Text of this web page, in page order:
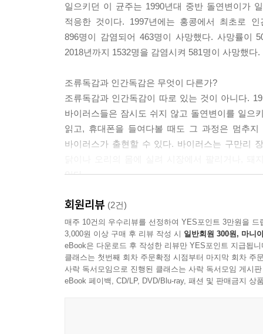
일으키던 이 균주는 1990년대 중반 돌연변이가
적응한 것이다. 1997년에는 홍콩에서 최초로
896명이 감염되어 463명이 사망했다. 사망률이
2018년까지 1532명을 감염시켜 581명이 사망했
조류독감과 인간독감은 무엇이 다른가?
조류독감과 인간독감이 따로 있는 것이 아니다.
바이러스들은 잠시도 쉬지 않고 돌연변이를 일으
읽고, 휴대폰을 들여다볼 때도 그 과정은 멈추
바이러스가 출현할 수 있다. 바이러스는 구만리
있다.
조류독감 인간 팬데믹은 반드시 온다! 시점이 문제
2024년의 상황은 불안하다. 미국에서는 조류독
여우가 계속 발견된다는 점이다. 급기야 미국, 캐
침범할 준비를 끝낸 것이다. 조류독감 인간 팬데
실제로 유행이 발생한다면 무엇을 해야 할까? 모
실로 이 책은 모든 독감의 역사이자, 전망이자, 해
회원리뷰 (2건)
매주 10건의 우수리뷰를 선정하여 YES포인트 3만원을 드
3,000원 이상 구매 후 리뷰 작성 시 일반회원 300원, 마니
eBook은 다운로드 후 작성한 리뷰만 YES포인트 지급됩니
클래스는 첫번째 회차 주문확정 시점부터 마지막 회차 주
사락 독서모임으로 진행된 클래스는 사락 독서모임 게시
eBook 페이백, CD/LP, DVD/Blu-ray, 패션 및 판매금지 상